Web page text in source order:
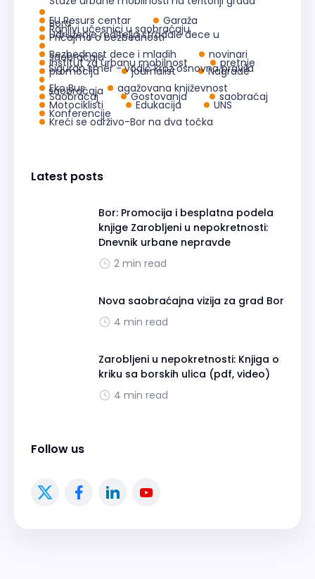
Bora
EU Resurs centar Garaža
Ranjivi učesnici u saobraćaju
Pričajmo o bezbednosti
Udruženje roditelja stradale dece u
saobraćaju
Bezbednost dece i mladih novinari
Institut za urbanu mobilnost pretnje
promocija journalist Nagrade
Siguran smer - vodič kroz osnovna pravila
saobraćaja
Eko Bus agažovana književnost
Saobraćaj Gostovanja saobraćaj
Motociklisti Edukacija UNS
Konferencije
Kreći se održivo-Bor na dva točka
Latest posts
Bor: Promocija i besplatna podela
knjige Zarobljeni u nepokretnosti:
Dnevnik urbane nepravde
2 min read
Nova saobraćajna vizija za grad Bor
4 min read
Zarobljeni u nepokretnosti: Knjiga o
kriku sa borskih ulica (pdf, video)
4 min read
Follow us